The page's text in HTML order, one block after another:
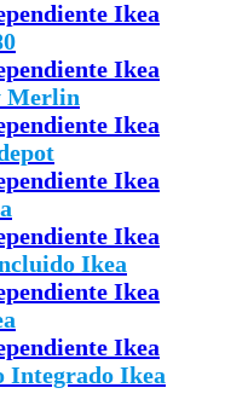
Merlin
Ikea
Integrado Ikea